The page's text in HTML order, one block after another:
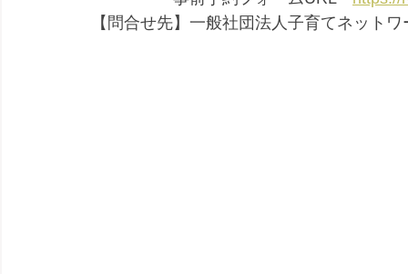
【問合せ先】一般社団法人子育てネット